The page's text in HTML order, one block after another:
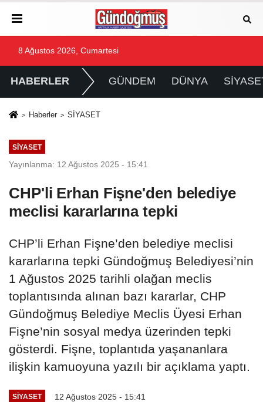
8 Ağustos 2026, Cumartesi
HABERLER GÜNDEM DÜNYA
Haberler SİYASET
SİYASET
Yayınlanma: 12 Ağustos 2025 - 15:41
CHP'li Erhan Fişne'den belediye
meclisi kararlarına tepki
CHP’li Erhan Fişne’den belediye meclisi
kararlarına tepki Gündoğmuş Belediyesi’nin
1 Ağustos 2025 tarihli olağan meclis
toplantısında alınan bazı kararlar, CHP
Gündoğmuş Belediye Meclis Üyesi Erhan
Fişne’nin sosyal medya üzerinden tepki
gösterdi. Fişne, toplantıda yaşananlara
ilişkin kamuoyuna yazılı bir açıklama yaptı.
SİYASET 12 Ağustos 2025 - 15:41